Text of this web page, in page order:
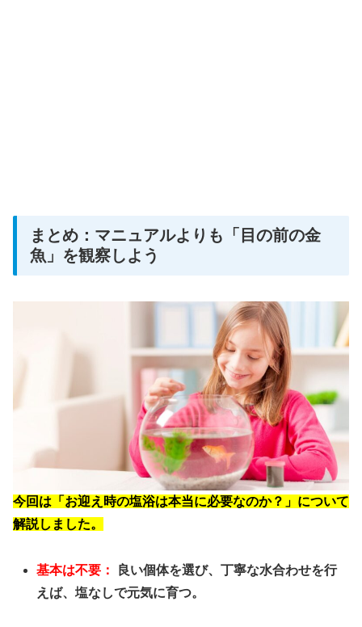
まとめ：マニュアルよりも「目の前の金
魚」を観察しよう
今回は「お迎え時の塩浴は本当に必要なのか？」について
解説しました。
基本は不要：
良い個体を選び、丁寧な水合わせを行
えば、塩なしで元気に育つ。